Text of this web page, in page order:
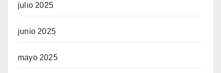
julio 2025
junio 2025
mayo 2025